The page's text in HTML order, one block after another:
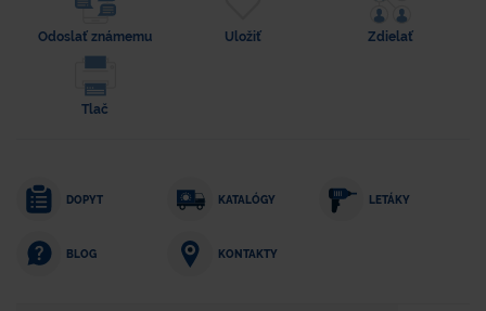
Odoslať známemu Uložiť Zdielať
Tlač
DOPYT KATALÓGY LETÁKY
BLOG KONTAKTY